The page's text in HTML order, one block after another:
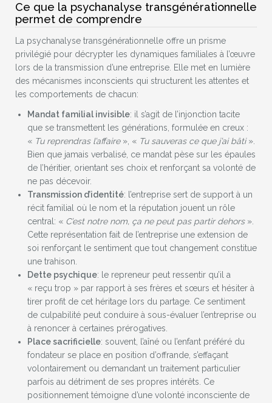
Ce que la psychanalyse transgénérationnelle
permet de comprendre
La psychanalyse transgénérationnelle offre un prisme
privilégié pour décrypter les dynamiques familiales à l’œuvre
lors de la transmission d’une entreprise. Elle met en lumière
des mécanismes inconscients qui structurent les attentes et
les comportements de chacun:
Mandat familial invisible: il s’agit de l’injonction tacite
que se transmettent les générations, formulée en creux :
« Tu reprendras l’affaire», « Tu sauveras ce que j’ai bâti».
Bien que jamais verbalisé, ce mandat pèse sur les épaules
de l’héritier, orientant ses choix et renforçant sa volonté de
ne pas décevoir.
Transmission d’identité: l’entreprise sert de support à un
récit familial où le nom et la réputation jouent un rôle
central: « C’est notre nom, ça ne peut pas partir dehors».
Cette représentation fait de l’entreprise une extension de
soi renforçant le sentiment que tout changement constitue
une trahison.
Dette psychique: le repreneur peut ressentir qu’il a
« reçu trop » par rapport à ses frères et sœurs et hésiter à
tirer profit de cet héritage lors du partage. Ce sentiment
de culpabilité peut conduire à sous-évaluer l’entreprise ou
à renoncer à certaines prérogatives.
Place sacrificielle: souvent, l’aîné ou l’enfant préféré du
fondateur se place en position d’offrande, s’effaçant
volontairement ou demandant un traitement particulier
parfois au détriment de ses propres intérêts. Ce
positionnement témoigne d’une volonté inconsciente de